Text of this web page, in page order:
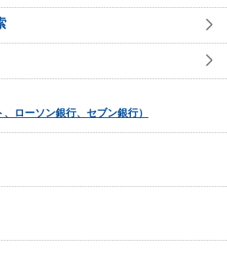
ローソン銀行、セブン銀行）